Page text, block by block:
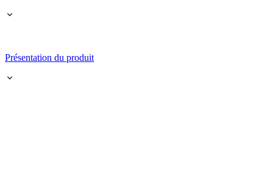
Présentation du produit